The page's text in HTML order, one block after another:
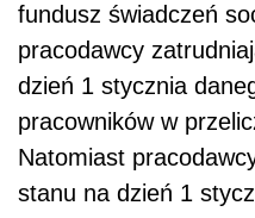
fundusz świadczeń
pracodawcy
dzień 1 stycznia
pracowników w
Natomiast
stanu na dzień 1